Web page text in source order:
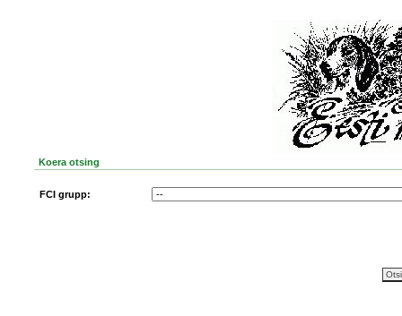
Koera otsing
FCI grupp: